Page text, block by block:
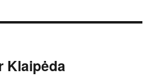
Klaipėda